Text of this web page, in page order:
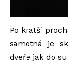
Po kratší
samotná je
dveře jak do